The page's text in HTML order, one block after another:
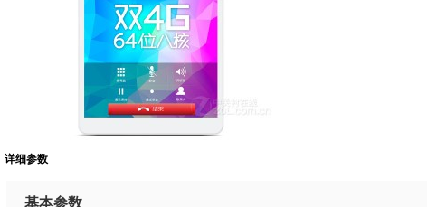
详细参数
基本参数